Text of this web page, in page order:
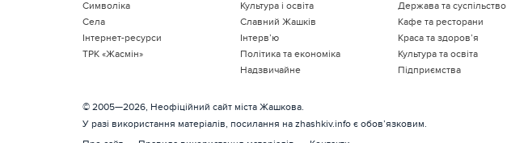
Символіка
Села
Інтернет-ресурси
ТРК «Жасмін»
Культура і освіта
Славний Жашків
Інтерв’ю
Політика та економіка
Надзвичайне
Держава та суспільство
Кафе та ресторани
Краса та здоров’я
Культура та освіта
Підприємства
© 2005—2026, Неофіційний сайт міста Жашкова.
У разі використання матеріалів, посилання на zhashkiv.info є обов’язковим.